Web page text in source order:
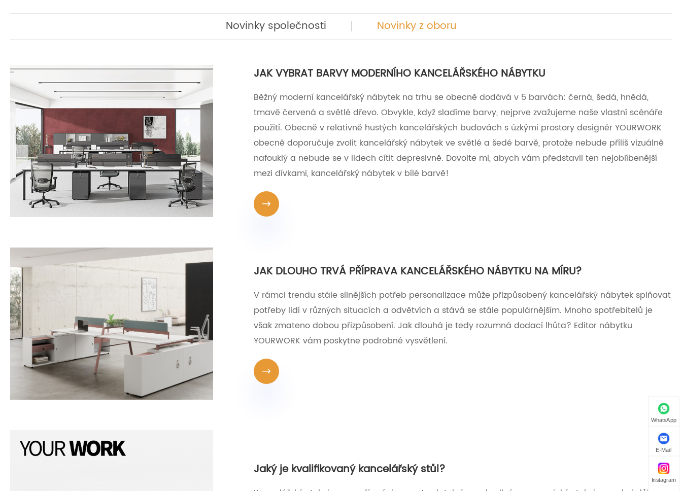
Novinky společnosti Novinky z oboru
JAK VYBRAT BARVY MODERNÍHO KANCELÁŘSKÉHO NÁBYTKU
Běžný moderní kancelářský nábytek na trhu se obecně dodává v 5 barvách: černá, šedá, hnědá,
tmavě červená a světlé dřevo. Obvykle, když sladíme barvy, nejprve zvažujeme naše vlastní scénáře
použití. Obecně v relativně hustých kancelářských budovách s úzkými prostory designér YOURWORK
obecně doporučuje zvolit kancelářský nábytek ve světlé a šedé barvě, protože nebude příliš vizuálně
nafouklý a nebude se v lidech cítit depresivně. Dovolte mi, abych vám představil ten nejoblíbenější
mezi dívkami, kancelářský nábytek v bílé barvě!

JAK DLOUHO TRVÁ PŘÍPRAVA KANCELÁŘSKÉHO NÁBYTKU NA MÍRU?
V rámci trendu stále silnějších potřeb personalizace může přizpůsobený kancelářský nábytek splňovat
potřeby lidí v různých situacích a odvětvích a stává se stále populárnějším. Mnoho spotřebitelů je
však zmateno dobou přizpůsobení. Jak dlouhá je tedy rozumná dodací lhůta? Editor nábytku
YOURWORK vám poskytne podrobné vysvětlení.

Jaký je kvalifikovaný kancelářský stůl?
WhatsApp
E-Mail
Instagram